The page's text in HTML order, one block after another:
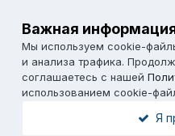
Важная
Мы используем cookie-
и анализа трафика.
соглашаетесь с нашей
использованием cookie-
Я